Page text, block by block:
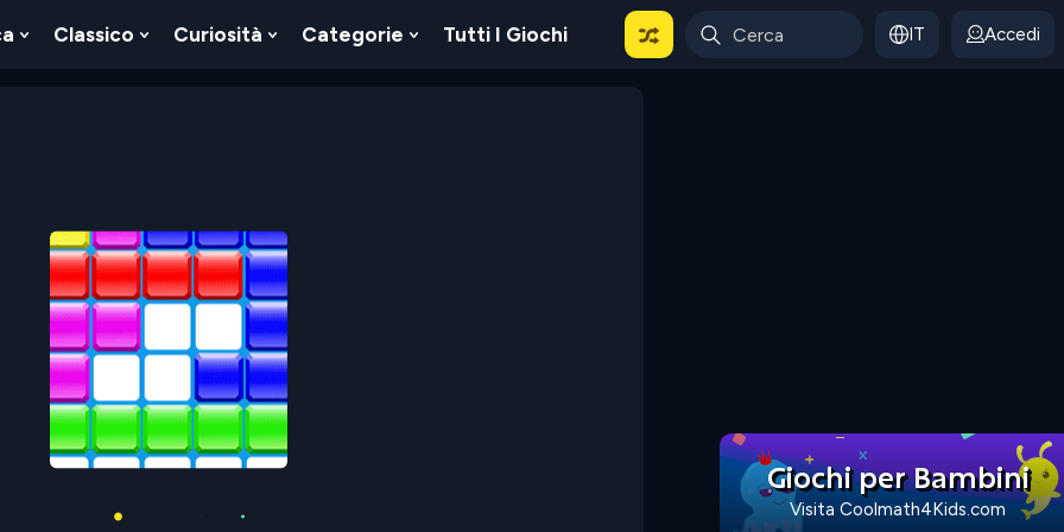
Show
Classico
Show
Curiosità
Show
Categorie
Show
Tutti I Giochi IT Accedi
Giochi per Bambini
Visita Coolmath4Kids.com